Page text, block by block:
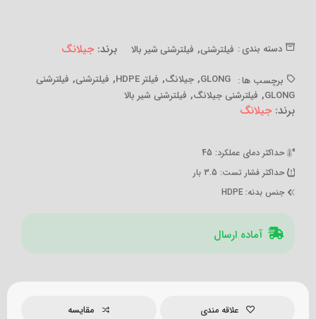
دسته بندی : فیلترشنی, فیلترشنی شیر بالا برند: جیلانگ
برچسب ها : GLONG
,جیلانگ, فیلتر HDPE , فیلترشنی, فیلترشنی
GLONG
, فیلترشنی جیلانگ, فیلترشنی شیر بالا
برند: جیلانگ
حداکثر دمای عملکرد: 45
حداکثر فشار تست: 3.5 بار
جنس بدنه: HDPE
آماده ارسال
علاقه مندی مقایسه